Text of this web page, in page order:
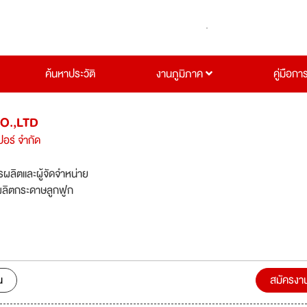
ค้นหาประวัติ งานภูมิภาค คู่มือกา
อร์ จำกัด
ผลิตและผู้จัดจำหน่าย
ตกระดาษลูกฟูก
สมัครง